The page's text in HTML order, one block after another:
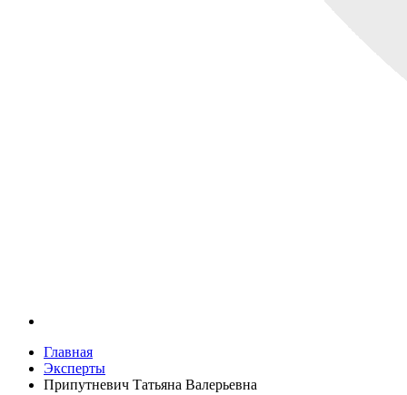
Главная
Эксперты
Припутневич Татьяна Валерьевна